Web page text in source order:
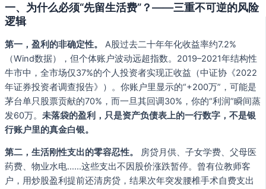
一、为什么必须“先留生活费”？——三重不可逆的风险
逻辑
第一，盈利的非确定性。
A股过去二十年年化收益率约7.2%
（Wind数据），但个体账户波动远超指数。2019–2021年结构性
牛市中，全市场仅37%的个人投资者实现正收益（中证协《2022
年证券投资者调查报告》）。你账户里显示的“+200万”，可能是
茅台单只股票贡献的70%，而一旦其回调30%，你的“利润”瞬间蒸
发60万。 未落袋的盈利，只是资产负债表上的一行数字，不是银
行账户里的真金白银。
第二，生活刚性支出的零容忍性。
房贷月供、子女学费、父母医
药费、物业水电……这些支出不因股价涨跌暂停。曾有位教师客
户，用炒股盈利提前还清房贷，结果次年突发腰椎手术自费支出